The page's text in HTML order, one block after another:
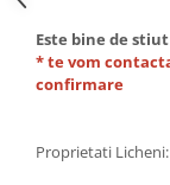
Este bine de
* te vom
confirmare
Proprietati Licheni: